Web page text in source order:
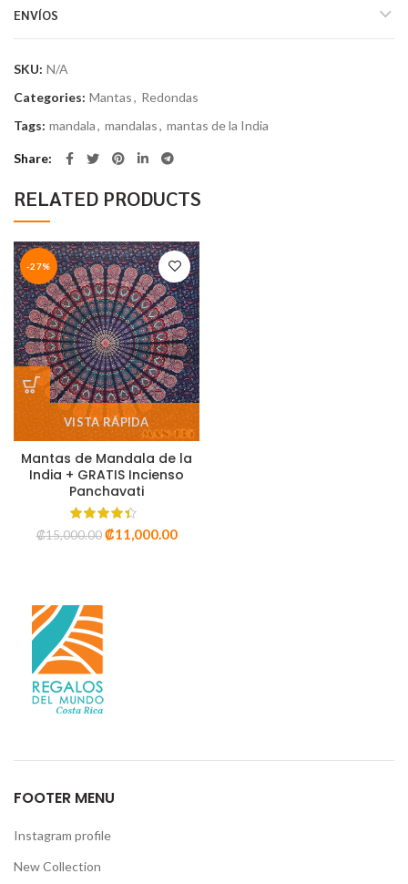
Name*
ENVÍOS
SKU: N/A
Categories: Mantas, Redondas
Tags: mandala, mandalas, mantas de la India
Share
RELATED PRODUCTS
-27%
VISTA RÁPIDA
Mantas de Mandala de la
India + GRATIS Incienso
Panchavati
₡15,000.00 ₡11,000.00
FOOTER MENU
Instagram profile
New Collection